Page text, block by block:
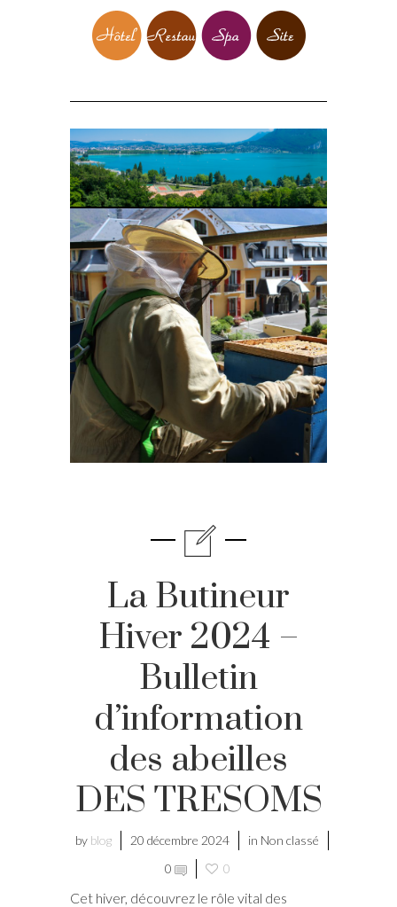
La Butineur
Hiver 2024 –
Bulletin
d’information
des abeilles
DES TRESOMS
by blog 20 décembre 2024
in Non classé
0
0
Cet hiver, découvrez le rôle vital des